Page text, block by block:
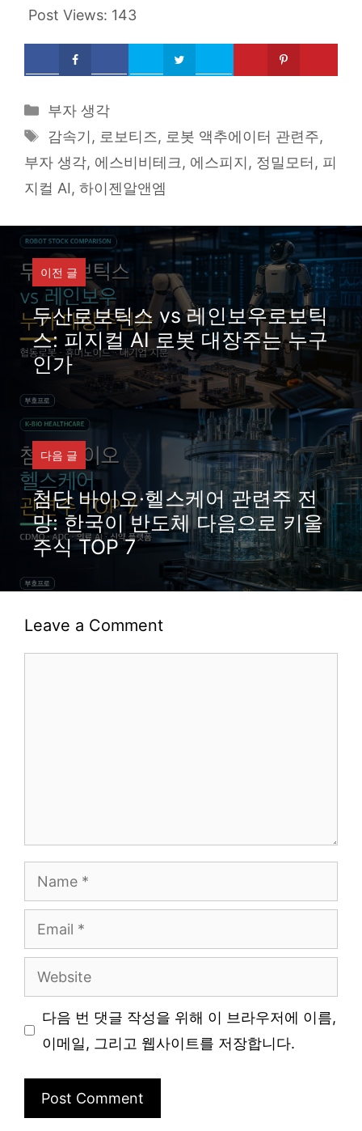
Post Views: 143
Categories
부자 생각
Tags
감속기, 로보티즈, 로봇 액추에이터 관련주,
부자 생각, 에스비비테크, 에스피지, 정밀모터, 피
지컬 AI, 하이젠알앤엠
이전 글
두산로보틱스 vs 레인보우로보틱
스: 피지컬 AI 로봇 대장주는 누구
인가
다음 글
첨단 바이오·헬스케어 관련주 전
망: 한국이 반도체 다음으로 키울
주식 TOP 7
Leave a Comment
Name
Email
Website
다음 번 댓글 작성을 위해 이 브라우저에 이름,
이메일, 그리고 웹사이트를 저장합니다.